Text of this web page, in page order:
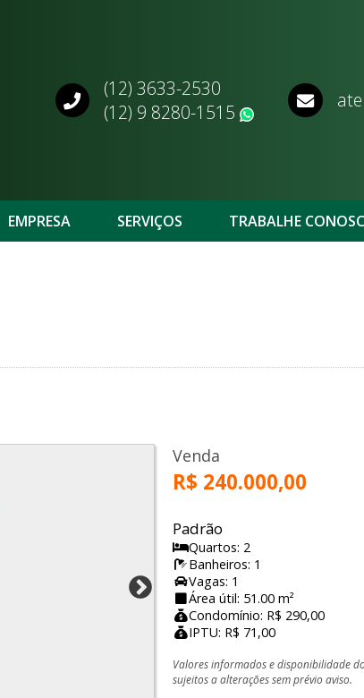
(12) 3633-2530
(12) 9 8280-1515
WhatsApp
EMPRESA SERVIÇOS TRABALHE
Venda
R$ 240.000,00
Padrão
Quartos: 2
Banheiros: 1
Vagas: 1
Área útil: 51.00 m²
Condomínio: R$ 290,00
IPTU: R$ 71,00
Valores informados e disponibilidade
sujeitos a alterações sem prévio aviso.